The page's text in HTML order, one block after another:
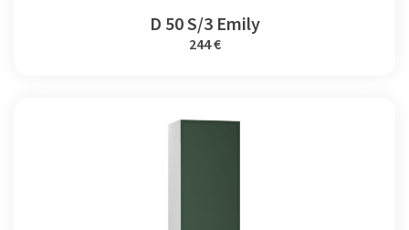
D 50 S/3 Emily
244 €